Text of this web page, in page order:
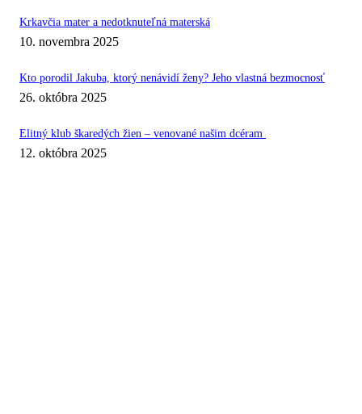
Krkavčia mater a nedotknuteľná materská
10. novembra 2025
Kto porodil Jakuba, ktorý nenávidí ženy? Jeho vlastná bezmocnosť
26. októbra 2025
Elitný klub škaredých žien – venované našim dcéram
12. októbra 2025